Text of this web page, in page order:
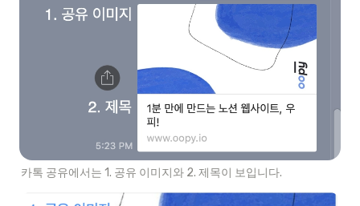
카톡 공유에서는 1. 공유 이미지와 2. 제목이 보입니다.